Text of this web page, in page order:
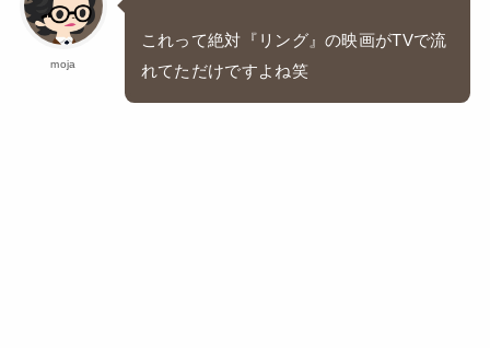
moja
これって絶対『リング』の映画がTVで流
れてただけですよね笑